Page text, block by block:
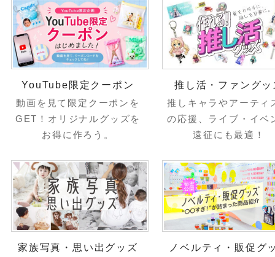
YouTube限定クーポン
動画を見て限定クーポンを
GET！オリジナルグッズを
お得に作ろう。
推し活・ファングッ
推しキャラやアーティ
の応援、ライブ・イベ
遠征にも最適！
家族写真・思い出グッズ ノベルティ・販促グ